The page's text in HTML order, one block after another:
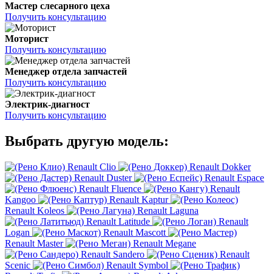
Мастер слесарного цеха
Получить консультацию
Моторист
Получить консультацию
Менеджер отдела запчастей
Получить консультацию
Электрик-диагност
Получить консультацию
Выбрать другую модель:
Renault Clio
Renault Dokker
Renault Duster
Renault Espace
Renault Fluence
Renault
Kangoo
Renault Kaptur
Renault Koleos
Renault Laguna
Renault Latitude
Renault
Logan
Renault Mascott
Renault Master
Renault Megane
Renault Sandero
Renault
Scenic
Renault Symbol